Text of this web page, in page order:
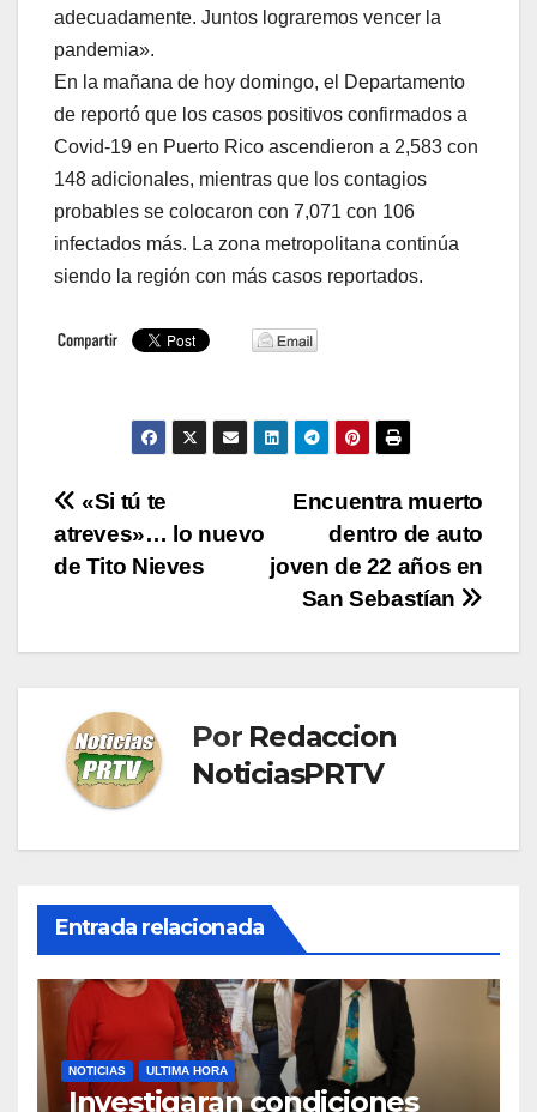
adecuadamente. Juntos lograremos vencer la
pandemia».
En la mañana de hoy domingo, el Departamento
de reportó que los casos positivos confirmados a
Covid-19 en Puerto Rico ascendieron a 2,583 con
148 adicionales, mientras que los contagios
probables se colocaron con 7,071 con 106
infectados más. La zona metropolitana continúa
siendo la región con más casos reportados.
Navegación
de
Encuentra muerto
dentro de auto
joven de 22 años en
San Sebastían
«Si tú te
atreves»… lo nuevo
de Tito Nieves
Por Redaccion
NoticiasPRTV
Entrada relacionada
NOTICIAS ULTIMA HORA
Investigaran condiciones